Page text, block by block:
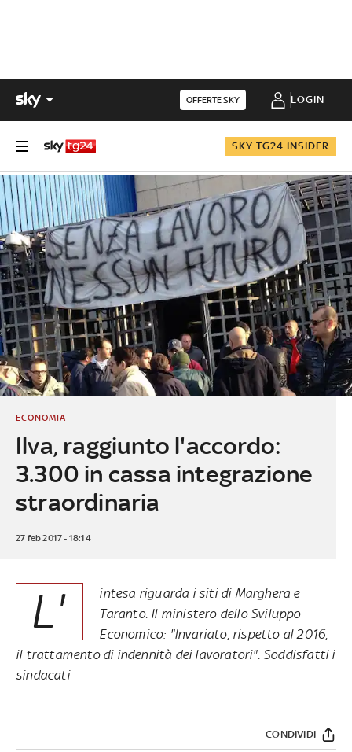
OFFERTE SKY LOGIN
SKY TG24 INSIDER
Ilva, raggiunto l'accordo:
3.300 in cassa integrazione
straordinaria
ECONOMIA
27 feb 2017 - 18:14
L'
intesa riguarda i siti di Marghera e
Taranto. Il ministero dello Sviluppo
Economico: "Invariato, rispetto al 2016,
il trattamento di indennità dei lavoratori". Soddisfatti i
sindacati
CONDIVIDI